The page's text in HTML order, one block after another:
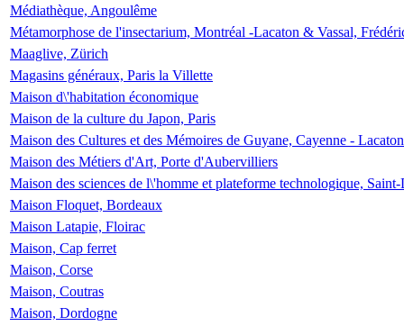
Médiathèque, Angoulême
Métamorphose de l'insectarium, Montréal -Lacaton & Vassal,
Maaglive, Zürich
Magasins généraux, Paris la Villette
Maison d\'habitation économique
Maison de la culture du Japon, Paris
Maison des Cultures et des Mémoires de Guyane, Cayenne -
Maison des Métiers d'Art, Porte d'Aubervilliers
Maison des sciences de l\'homme et plateforme technologique,
Maison Floquet, Bordeaux
Maison Latapie, Floirac
Maison, Cap ferret
Maison, Corse
Maison, Coutras
Maison, Dordogne